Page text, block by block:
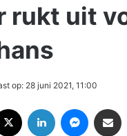
rukt uit
op: 28 juni 2021, 11:00